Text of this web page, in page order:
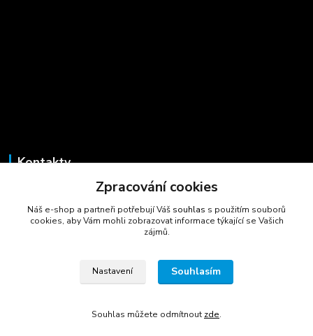
Kontakty
+420 723 725 881
(Po-Pá, 8-16 hod.)
Zpracování cookies
Náš e-shop a partneři potřebují Váš souhlas s použitím souborů
cookies, aby Vám mohli zobrazovat informace týkající se Vašich
zájmů.
Nastavení Souhlasím
Souhlas můžete odmítnout zde.